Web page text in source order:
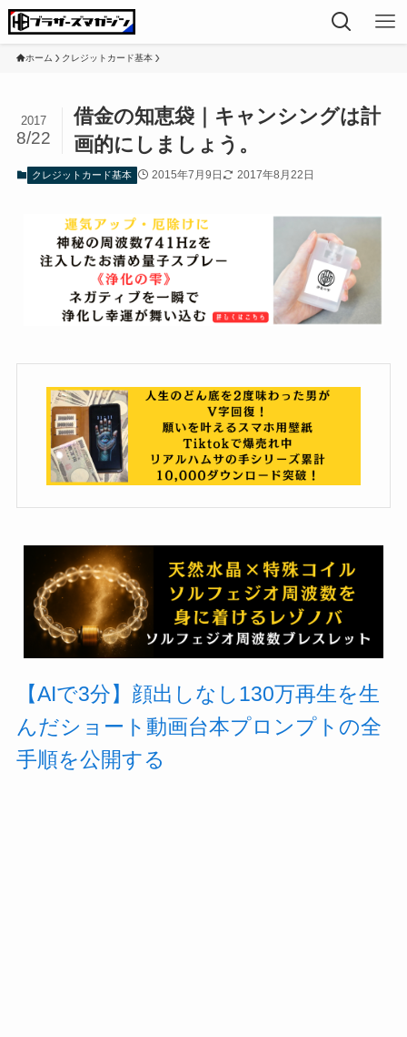
ホーム クレジットカード基本
借金の知恵袋｜キャンシングは計
画的にしましょう。
2017
8/22
クレジットカード基本 2015年7月9日 2017年8月22日
【AIで3分】顔出しなし130万再生を生
んだショート動画台本プロンプトの全
手順を公開する